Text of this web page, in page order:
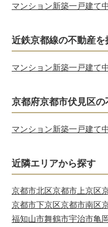
マンション新築一戸建て
近鉄京都線の不動産を
マンション新築一戸建て
京都府京都市伏見区の
マンション新築一戸建て
近隣エリアから探す
京都市北区京都市上京区
京都市下京区京都市南区
福知山市舞鶴市宇治市亀